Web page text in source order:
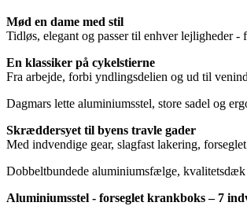
Mød en dame med stil
Tidløs, elegant og passer til enhver lejligheder
En klassiker på cykelstierne
Fra arbejde, forbi yndlingsdelien og ud til
Dagmars lette aluminiumsstel, store sadel og
Skræddersyet til byens travle gader
Med indvendige gear, slagfast lakering,
Dobbeltbundede aluminiumsfælge,
Aluminiumsstel - forseglet krankboks – 7